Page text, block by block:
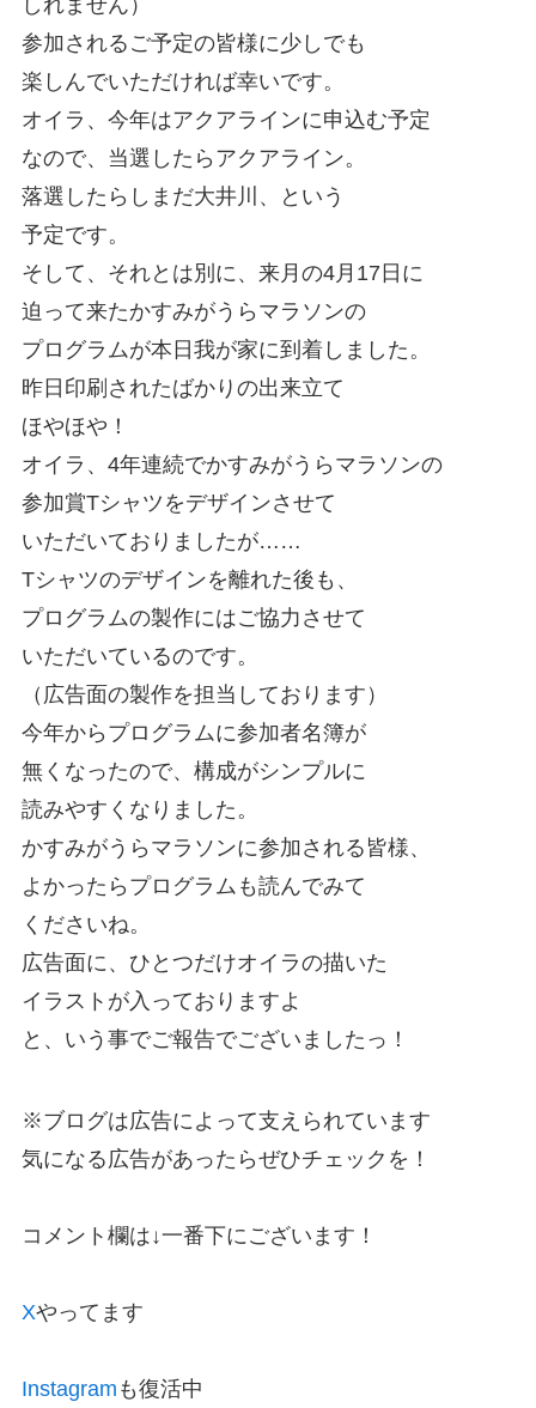
参加されるご予定の皆様に少しでも
楽しんでいただければ幸いです。
オイラ、今年はアクアラインに申込む予定
なので、当選したらアクアライン。
落選したらしまだ大井川、という
予定です。
そして、それとは別に、来月の4月17日に
迫って来たかすみがうらマラソンの
プログラムが本日我が家に到着しました。
昨日印刷されたばかりの出来立て
ほやほや！
オイラ、4年連続でかすみがうらマラソンの
参加賞Tシャツをデザインさせて
いただいておりましたが……
Tシャツのデザインを離れた後も、
プログラムの製作にはご協力させて
いただいているのです。
（広告面の製作を担当しております）
今年からプログラムに参加者名簿が
無くなったので、構成がシンプルに
読みやすくなりました。
かすみがうらマラソンに参加される皆様、
よかったらプログラムも読んでみて
くださいね。
広告面に、ひとつだけオイラの描いた
イラストが入っておりますよ
と、いう事でご報告でございましたっ！
※ブログは広告によって支えられています
気になる広告があったらぜひチェックを！
コメント欄は↓一番下にございます！
Xやってます
Instagram も復活中